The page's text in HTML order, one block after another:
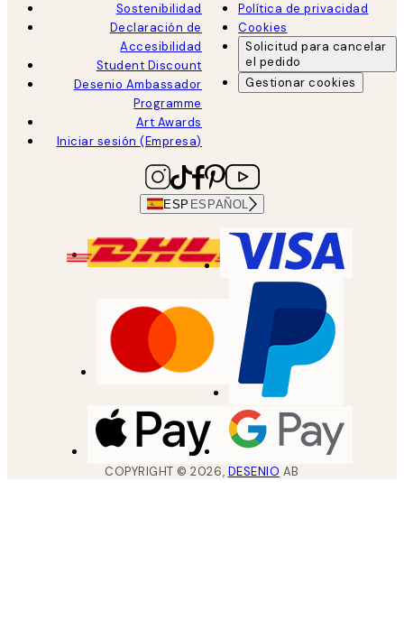
Sostenibilidad
Declaración de
Accesibilidad
Student Discount
Desenio Ambassador
Programme
Art Awards
Iniciar sesión (Empresa)
Política de privacidad
Cookies
Solicitud para cancelar
el pedido
Gestionar cookies
ESP ESPAÑOL
COPYRIGHT ©2026, DESENIO AB